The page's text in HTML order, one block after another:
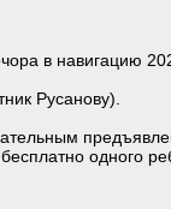
в навигацию
Русанову).
одного